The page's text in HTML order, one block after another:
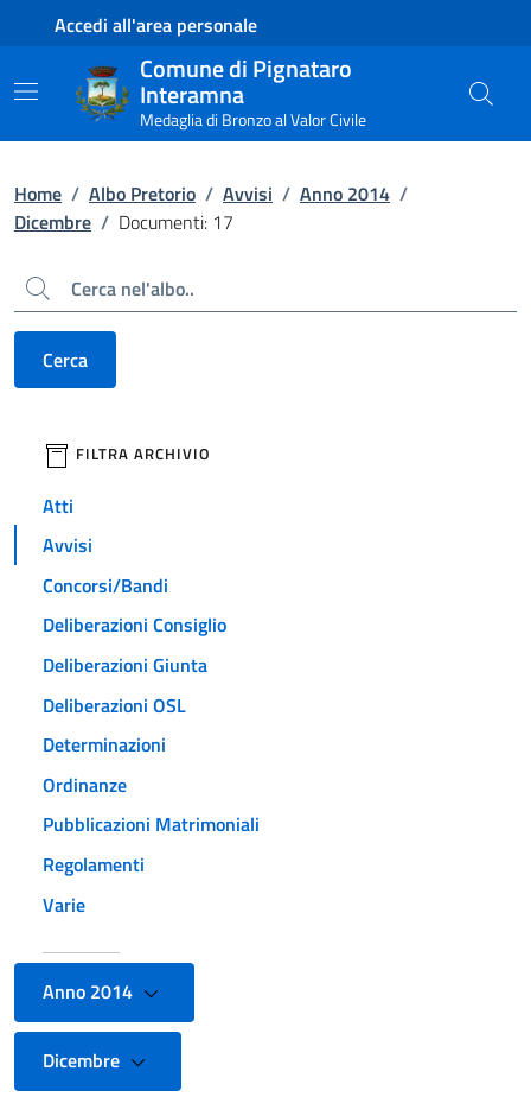
Contenuto principale
Piede di paginaAccedi all'area personale
Comune di Pignataro
Interamna
Medaglia di Bronzo al Valor Civile
Home / Albo Pretorio / Avvisi / Anno 2014 /
Dicembre / Documenti: 17
Cerca
Cerca
filtri da applicare
FILTRA ARCHIVIO
Atti
Avvisi
Concorsi/Bandi
Deliberazioni Consiglio
Deliberazioni Giunta
Deliberazioni OSL
Determinazioni
Ordinanze
Pubblicazioni Matrimoniali
Regolamenti
Varie
Anno 2014
Dicembre